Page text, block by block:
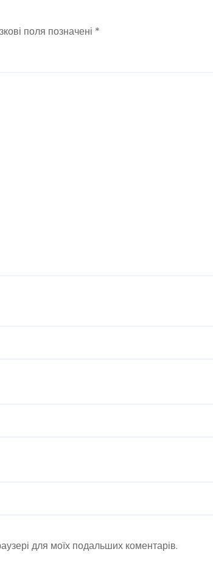
поля позначені *
для моїх подальших коментарів.